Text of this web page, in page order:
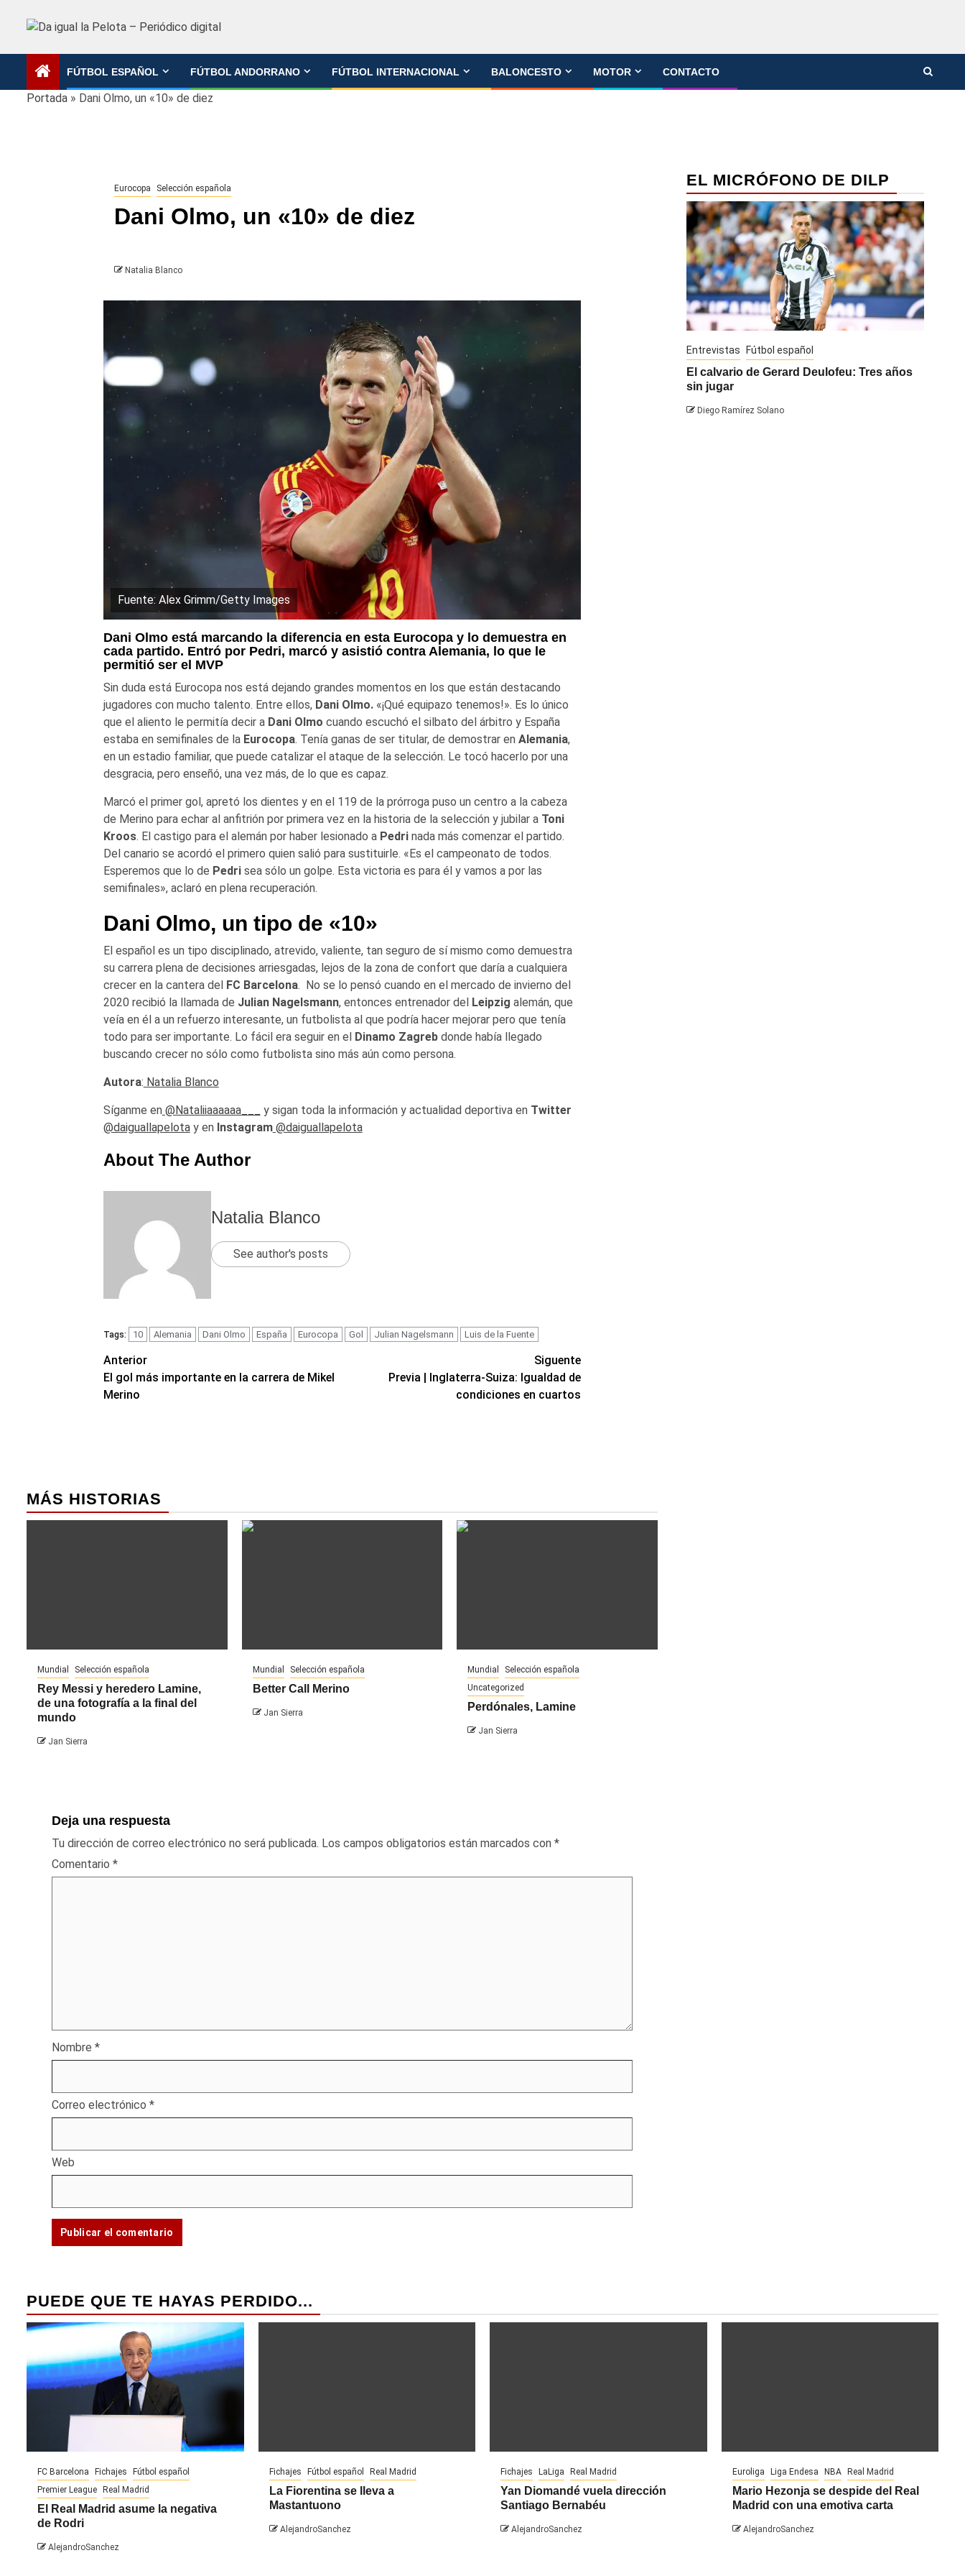
FÚTBOL ESPAÑOL FÚTBOL ANDORRANO FÚTBOL INTERNACIONAL BALONCESTO MOTOR CONTACTO
Portada » Dani Olmo, un «10» de diez
Eurocopa Selección española
Dani Olmo, un «10» de diez
Natalia Blanco
Fuente: Alex Grimm/Getty Images
Dani Olmo está marcando la diferencia en esta Eurocopa y lo demuestra en
cada partido. Entró por Pedri, marcó y asistió contra Alemania, lo que le
permitió ser el MVP
Sin duda está Eurocopa nos está dejando grandes momentos en los que están destacando
jugadores con mucho talento. Entre ellos, Dani Olmo.«¡Qué equipazo tenemos!». Es lo único
que el aliento le permitía decir a Dani Olmo cuando escuchó el silbato del árbitro y España
estaba en semifinales de la Eurocopa. Tenía ganas de ser titular, de demostrar en Alemania,
en un estadio familiar, que puede catalizar el ataque de la selección. Le tocó hacerlo por una
desgracia, pero enseñó, una vez más, de lo que es capaz.
Marcó el primer gol, apretó los dientes y en el 119 de la prórroga puso un centro a la cabeza
de Merino para echar al anfitrión por primera vez en la historia de la selección y jubilar aToni
Kroos. El castigo para el alemán por haber lesionado a Pedrinada más comenzar el partido.
Del canario se acordó el primero quien salió para sustituirle. «Es el campeonato de todos.
Esperemos que lo de Pedrisea sólo un golpe. Esta victoria es para él y vamos a por las
semifinales», aclaró en plena recuperación.
Dani Olmo, un tipo de «10»
El español es un tipo disciplinado, atrevido, valiente, tan seguro de sí mismo como demuestra
su carrera plena de decisiones arriesgadas, lejos de la zona de confort que daría a cualquiera
crecer en la cantera del FC Barcelona. No se lo pensó cuando en el mercado de invierno del
2020 recibió la llamada de Julian Nagelsmann, entonces entrenador del Leipzig alemán, que
veía en él a un refuerzo interesante, un futbolista al que podría hacer mejorar pero que tenía
todo para ser importante. Lo fácil era seguir en el Dinamo Zagrebdonde había llegado
buscando crecer no sólo como futbolista sino más aún como persona.
Autora: Natalia Blanco
Síganme en @Nataliiaaaaaa___ y sigan toda la información y actualidad deportiva en Twitter
@daiguallapelotay en Instagram@daiguallapelota
About The Author
Natalia Blanco
See author's posts
Tags: 10 Alemania Dani Olmo España Eurocopa Gol Julian Nagelsmann Luis de la Fuente
Navegación
de
Anterior
El gol más importante en la carrera de Mikel
Merino
Siguente
Previa | Inglaterra-Suiza: Igualdad de
condiciones en cuartos
MÁS HISTORIAS
Mundial Selección española
Rey Messi y heredero Lamine,
de una fotografía a la final del
mundo
Jan Sierra
Mundial Selección española
Better Call Merino
Jan Sierra
Mundial
Selección española
Uncategorized
Perdónales, Lamine
Jan Sierra
Deja una respuesta
Tu dirección de correo electrónico no será publicada. Los campos obligatorios están marcados con *
Comentario *
Nombre *
Correo electrónico *
Web
EL MICRÓFONO DE DILP
Entrevistas Fútbol español
El calvario de Gerard Deulofeu: Tres años
sin jugar
Diego Ramírez Solano
PUEDE QUE TE HAYAS PERDIDO...
FC Barcelona Fichajes
Fútbol español
Premier League Real Madrid
El Real Madrid asume la negativa
de Rodri
AlejandroSanchez
Fichajes Fútbol español Real Madrid
La Fiorentina se lleva a
Mastantuono
AlejandroSanchez
Fichajes LaLiga Real Madrid
Yan Diomandé vuela dirección
Santiago Bernabéu
AlejandroSanchez
Euroliga Liga Endesa NBA Real Madrid
Mario Hezonja se despide del Real
Madrid con una emotiva carta
AlejandroSanchez